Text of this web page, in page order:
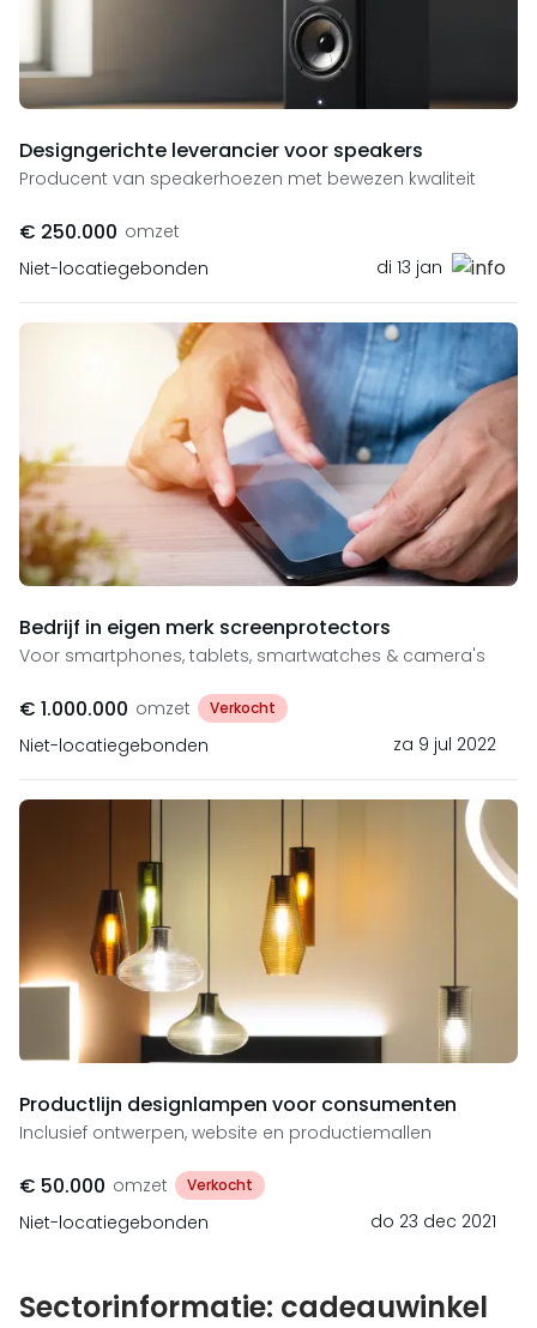
Designgerichte leverancier voor speakers
Producent van speakerhoezen met bewezen kwaliteit
€ 250.000 omzet
Niet-locatiegebonden
di 13 jan
Bedrijf in eigen merk screenprotectors
Voor smartphones, tablets, smartwatches & camera's
€ 1.000.000 omzet Verkocht
Niet-locatiegebonden za 9 jul 2022
Productlijn designlampen voor consumenten
Inclusief ontwerpen, website en productiemallen
€ 50.000 omzet Verkocht
Niet-locatiegebonden do 23 dec 2021
Sectorinformatie: cadeauwinkel